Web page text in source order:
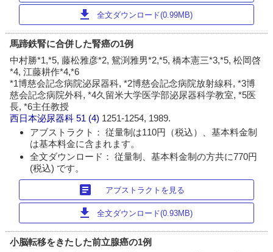
download 全文ダウンロード(0.99MB)
馬蹄鉄腎に合併した腎癌の1例
中村勝*1,*5, 藤松雅彦*2, 鴛渕雅男*2,*5, 橋本憲三*3,*5, 松岡啓
*4, 江藤耕作*4,*6
*1博慈会記念病院泌尿器科, *2博慈会記念病院放射線科, *3博
慈会記念病院外科, *4久留米大学医学部泌尿器科学教室, *5医
長, *6主任教授
西日本泌尿器科 51 (4) 1251-1254, 1989.
アブストラクト： 従量制は110円（税込）、基本料金制
は基本料金に含まれます。
全文ダウンロード： 従量制、基本料金制の方共に770円
(税込) です。
article アブストラクトを見る
download 全文ダウンロード(0.93MB)
小脳転移をきたした前立腺癌の1例